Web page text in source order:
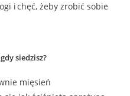
i chęć, żeby zrobić sobie
siedzisz?
mięsień